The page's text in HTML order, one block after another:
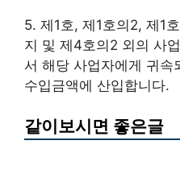
5. 제1호, 제1호의2, 제1
지 및 제4호의2 외의 사
서 해당 사업자에게 귀속
수입금액에 산입합니다.
같이보시면 좋은글